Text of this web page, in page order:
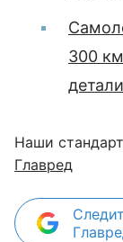
300
детали
Наши
Главред